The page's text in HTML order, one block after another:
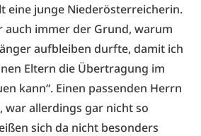
eine junge Niederösterreicherin.
auch immer der Grund, warum
aufbleiben durfte, damit ich
Eltern die Übertragung im
kann“. Einen passenden Herrn
allerdings gar nicht so
sich da nicht besonders